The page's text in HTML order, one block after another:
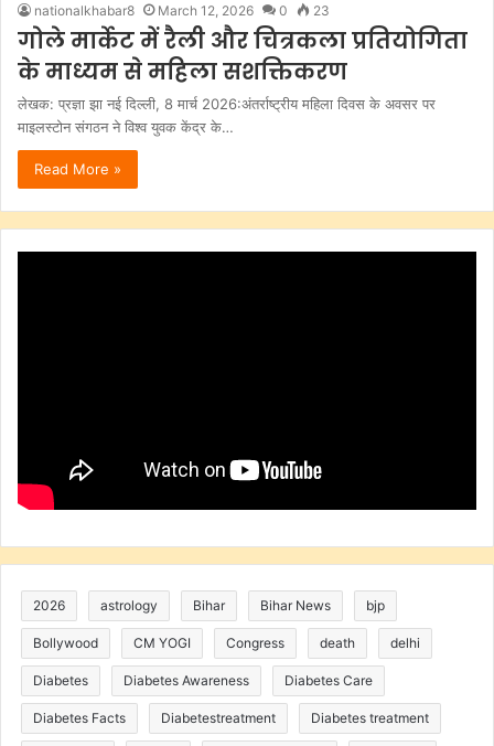
nationalkhabar8 March 12, 2026 0 23
गोले मार्केट में रैली और चित्रकला प्रतियोगिता
के माध्यम से महिला सशक्तिकरण
लेखक: प्रज्ञा झा नई दिल्ली, 8 मार्च 2026:अंतर्राष्ट्रीय महिला दिवस के अवसर पर
माइलस्टोन संगठन ने विश्व युवक केंद्र के…
Read More »
2026 astrology Bihar Bihar News bjp
Bollywood CM YOGI Congress death delhi
Diabetes Diabetes Awareness Diabetes Care
Diabetes Facts Diabetestreatment Diabetes treatment